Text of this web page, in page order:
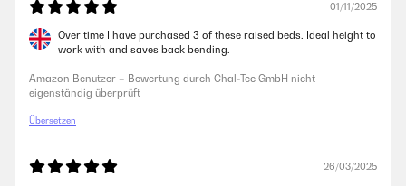
Amazon Benutzer – Bewertung durch Chal-Tec GmbH nicht
eigenständig überprüft
verbogen und alle Schrauben Muttern und Unterlegscheiben sind
allerdings noch nichts sagen.
01/11/2025
Over time I have purchased 3 of these raised beds. Ideal height to
work with and saves back bending.
Amazon Benutzer – Bewertung durch Chal-Tec GmbH nicht
eigenständig überprüft
Übersetzen
26/03/2025